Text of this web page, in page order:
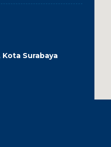
Kota Surabaya